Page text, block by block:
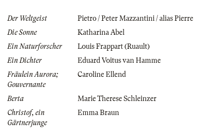
Der Weltgeist
Pietro / Peter Mazzantini / alias Pierre
Die Sonne
Katharina Abel
Ein Naturforscher
Louis Frappart (Ruault)
Ein Dichter
Eduard Voitus van Hamme
Fräulein Aurora;
Gouvernante
Caroline Ellend
Berta
Marie Therese Schleinzer
Christof, ein
Gärtnerjunge
Emma Braun